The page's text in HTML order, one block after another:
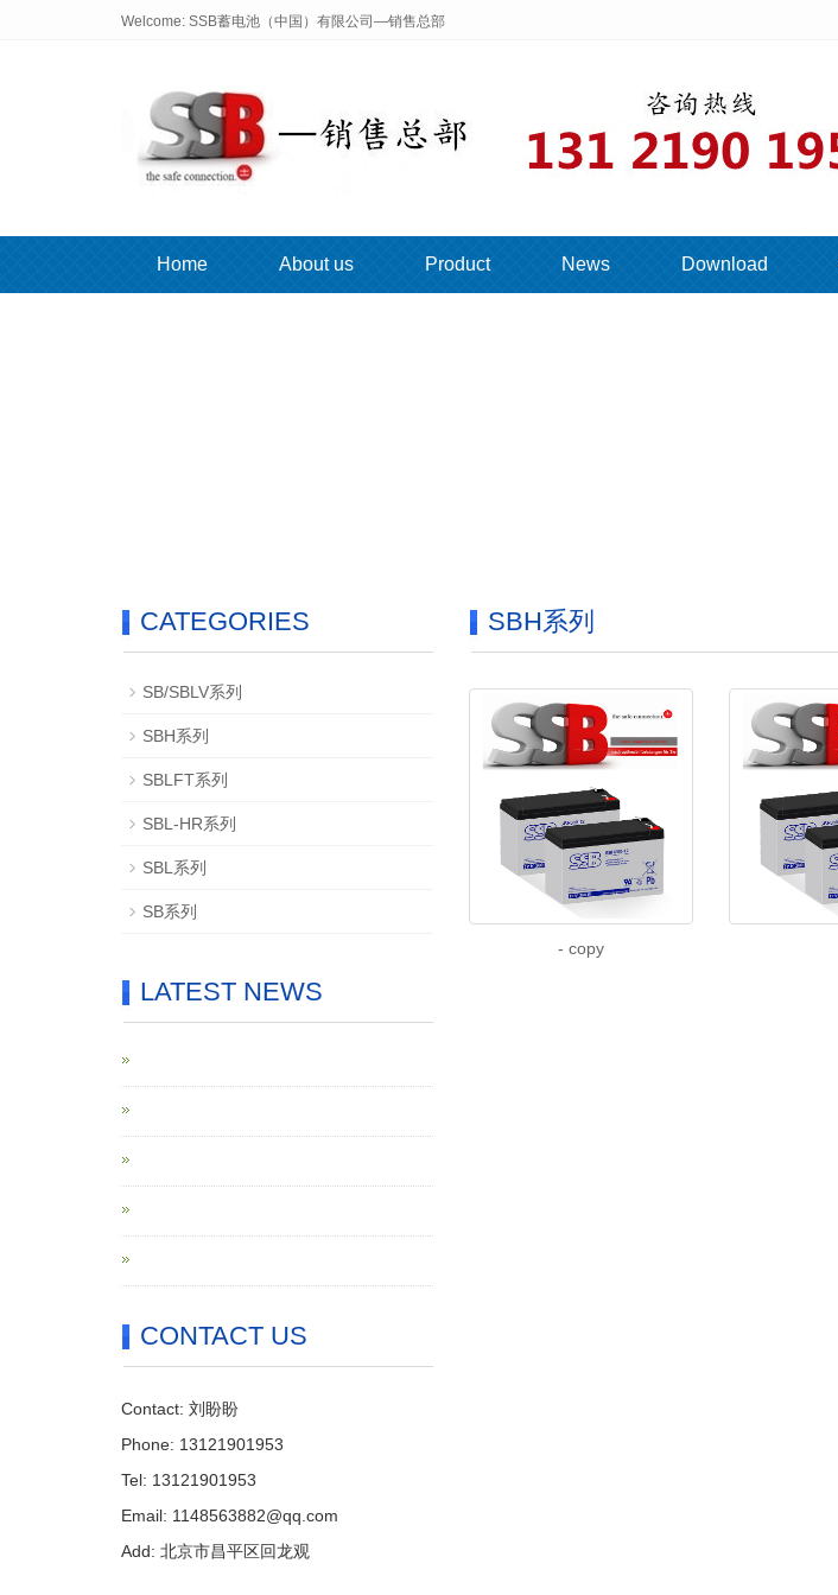
Welcome: SSB蓄电池（中国）有限公司—销售总部
Home About us Product News Download
SBH系列
- copy
CATEGORIES
SB/SBLV系列
SBH系列
SBLFT系列
SBL-HR系列
SBL系列
SB系列
LATEST NEWS
CONTACT US
Contact: 刘盼盼
Phone: 13121901953
Tel: 13121901953
Email: 1148563882@qq.com
Add: 北京市昌平区回龙观